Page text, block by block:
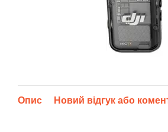
Опис Новий відгук або